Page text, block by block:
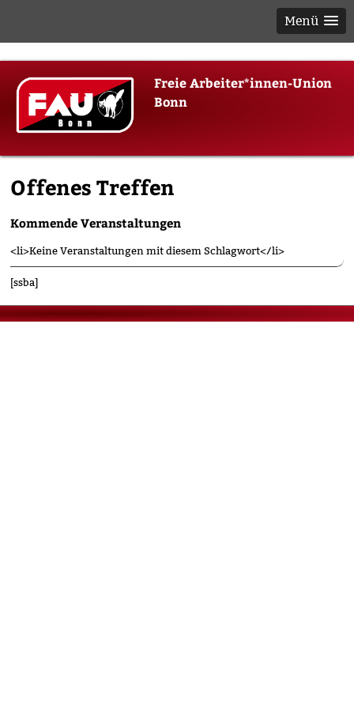
Menü
content
Freie Arbeiter*innen-Union
Bonn
Offenes Treffen
Kommende Veranstaltungen
<li>Keine Veranstaltungen mit diesem Schlagwort</li>
[ssba]